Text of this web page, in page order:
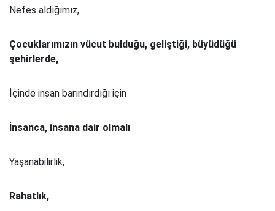
Nefes aldığımız,
Çocuklarımızın vücut bulduğu, geliştiği, büyüdüğü
şehirlerde,
İçinde insan barındırdığı için
İnsanca, insana dair olmalı
Yaşanabilirlik,
Rahatlık,